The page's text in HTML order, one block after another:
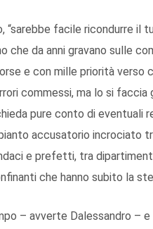
“sarebbe facile ricondurre
che da anni gravano sulle
e con mille priorità
commessi, ma lo si
pure conto di eventuali
accusatorio incrociato
e prefetti, tra
che hanno subito la
– avverte Dalessandro